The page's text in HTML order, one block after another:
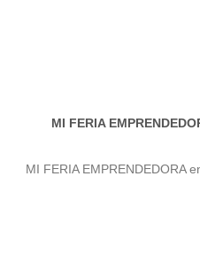
MI FERIA
MI FERIA EMPRENDEDORA